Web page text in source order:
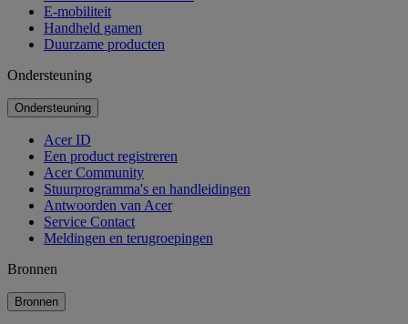
E-mobiliteit
Handheld gamen
Duurzame producten
Ondersteuning
Ondersteuning
Acer ID
Een product registreren
Acer Community
Stuurprogramma's en handleidingen
Antwoorden van Acer
Service Contact
Meldingen en terugroepingen
Bronnen
Bronnen